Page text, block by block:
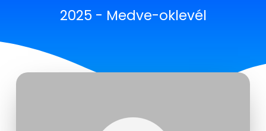
2025 - Medve-oklevél